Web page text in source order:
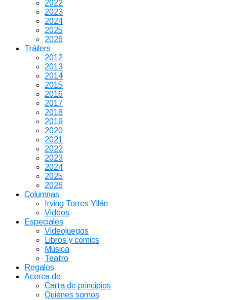
2022
2023
2024
2025
2026
Tráilers
2012
2013
2014
2015
2016
2017
2018
2019
2020
2021
2022
2023
2024
2025
2026
Columnas
Irving Torres Yllán
Videos
Especiales
Videojuegos
Libros y comics
Música
Teatro
Regalos
Acerca de
Carta de principios
Quiénes somos